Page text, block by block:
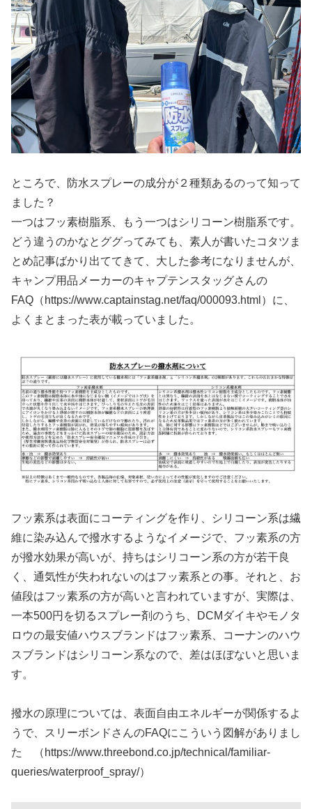
ところで、防水スプレーの成分が２種類あるのって知って
ました？
一つはフッ素樹脂系、もう一つはシリコーン樹脂系です。
どう違うのかなとググってみても、素人が書いたコタツま
とめ記事ばかり出ててきて、大した参考になりませんが、
キャンプ用品メーカーのキャプテンスタッグさんの
FAQ（https://www.captainstag.net/faq/000093.html）に、
よくまとまった表が載っていました。
フッ素系は表面にコーティングを作り、シリコーン系は繊
維に染み込んで撥水するようなイメージで、フッ素系の方
が撥水効果が高いが、持ちはシリコーン系の方が若干良
く、通気性が失われないのはフッ素系との事。それと、お
値段はフッ素系の方が高いと言われていますが、実際は、
一本500円を切るスプレー剤のうち、DCMダイキやモノタ
ロウの最安値ハウスブランドはフッ素系、コーナンのハウ
スブランドはシリコーン系なので、差はほぼないと思いま
す。
撥水の原理については、表面自由エネルギーが関係するよ
うで、スリーボンドさんのFAQにこういう図解がありまし
た （https://www.threebond.co.jp/technical/familiar-
queries/waterproof_spray/）